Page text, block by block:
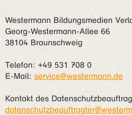
Westermann Bildungsmedien
Georg-Westermann-Allee 66
38104 Braunschweig
Telefon: +49 531 708 0
E-Mail: service@westermann.de
Kontakt des